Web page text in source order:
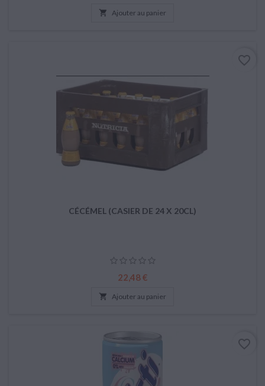
 Ajouter au panier
CÉCÉMEL (CASIER DE 24 X 20CL)
Prix
22,48 €
 Ajouter au panier
favorite_border
favorite_border